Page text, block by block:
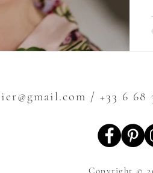
/ +33 6 68
Copyright ©